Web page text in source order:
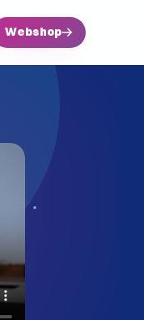
Webshop→